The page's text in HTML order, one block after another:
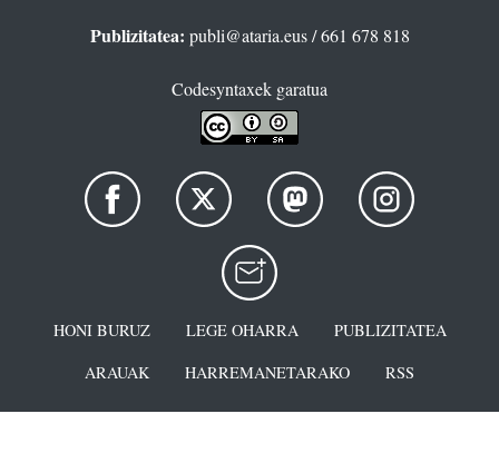
Publizitatea: publi@ataria.eus/ 661 678 818
Codesyntaxek garatua
HONI BURUZ LEGE OHARRA
PUBLIZITATEA
ARAUAK
HARREMANETARAKO RSS